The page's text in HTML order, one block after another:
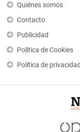
Quiénes somos
Contacto
Publicidad
Política de Cookies
Política de privacidad